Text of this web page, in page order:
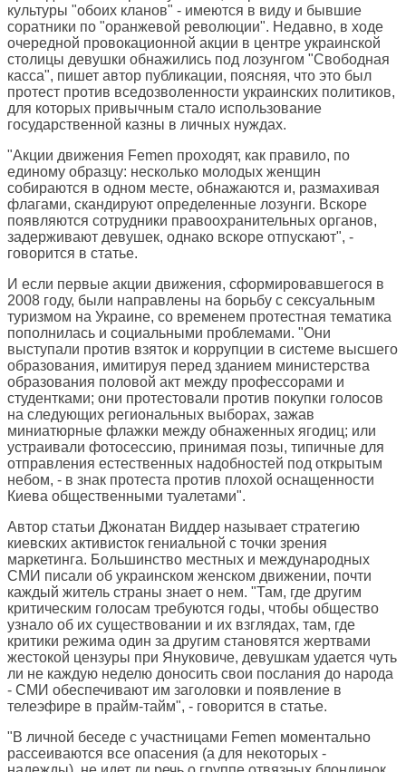
культуры "обоих кланов" - имеются в виду и бывшие
соратники по "оранжевой революции". Недавно, в ходе
очередной провокационной акции в центре украинской
столицы девушки обнажились под лозунгом "Свободная
касса", пишет автор публикации, поясняя, что это был
протест против вседозволенности украинских политиков,
для которых привычным стало использование
государственной казны в личных нуждах.
"Акции движения Femen проходят, как правило, по
единому образцу: несколько молодых женщин
собираются в одном месте, обнажаются и, размахивая
флагами, скандируют определенные лозунги. Вскоре
появляются сотрудники правоохранительных органов,
задерживают девушек, однако вскоре отпускают", -
говорится в статье.
И если первые акции движения, сформировавшегося в
2008 году, были направлены на борьбу с сексуальным
туризмом на Украине, со временем протестная тематика
пополнилась и социальными проблемами. "Они
выступали против взяток и коррупции в системе высшего
образования, имитируя перед зданием министерства
образования половой акт между профессорами и
студентками; они протестовали против покупки голосов
на следующих региональных выборах, зажав
миниатюрные флажки между обнаженных ягодиц; или
устраивали фотосессию, принимая позы, типичные для
отправления естественных надобностей под открытым
небом, - в знак протеста против плохой оснащенности
Киева общественными туалетами".
Автор статьи Джонатан Виддер называет стратегию
киевских активисток гениальной с точки зрения
маркетинга. Большинство местных и международных
СМИ писали об украинском женском движении, почти
каждый житель страны знает о нем. "Там, где другим
критическим голосам требуются годы, чтобы общество
узнало об их существовании и их взглядах, там, где
критики режима один за другим становятся жертвами
жестокой цензуры при Януковиче, девушкам удается чуть
ли не каждую неделю доносить свои послания до народа
- СМИ обеспечивают им заголовки и появление в
телеэфире в прайм-тайм", - говорится в статье.
"В личной беседе с участницами Femen моментально
рассеиваются все опасения (а для некоторых -